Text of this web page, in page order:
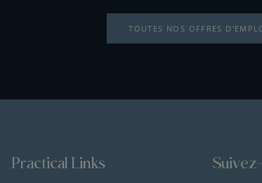
TOUTES NOS OFFRES
Practical Links